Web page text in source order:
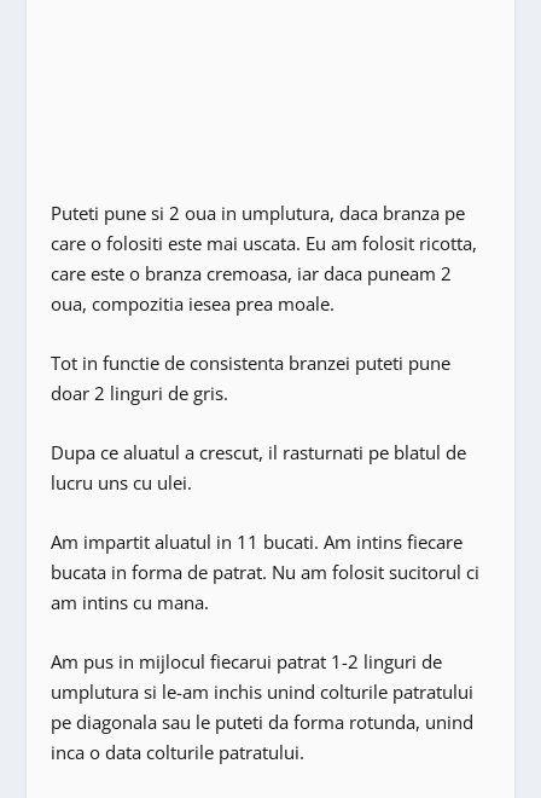
Puteti pune si 2 oua in umplutura, daca branza pe
care o folositi este mai uscata. Eu am folosit ricotta,
care este o branza cremoasa, iar daca puneam 2
oua, compozitia iesea prea moale.
Tot in functie de consistenta branzei puteti pune
doar 2 linguri de gris.
Dupa ce aluatul a crescut, il rasturnati pe blatul de
lucru uns cu ulei.
Am impartit aluatul in 11 bucati. Am intins fiecare
bucata in forma de patrat. Nu am folosit sucitorul ci
am intins cu mana.
Am pus in mijlocul fiecarui patrat 1-2 linguri de
umplutura si le-am inchis unind colturile patratului
pe diagonala sau le puteti da forma rotunda, unind
inca o data colturile patratului.